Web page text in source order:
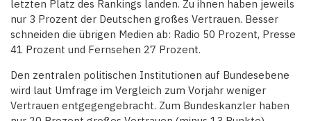
letzten Platz des Rankings landen. Zu ihnen haben jeweils
nur 3 Prozent der Deutschen großes Vertrauen. Besser
schneiden die übrigen Medien ab: Radio 50 Prozent, Presse
41 Prozent und Fernsehen 27 Prozent.
Den zentralen politischen Institutionen auf Bundesebene
wird laut Umfrage im Vergleich zum Vorjahr weniger
Vertrauen entgegengebracht. Zum Bundeskanzler haben